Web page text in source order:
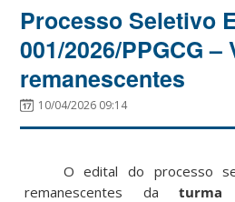
Processo Seletivo
001/2026/PPGCG –
remanescentes
10/04/2026 09:14
O edital do processo
remanescentes da turma